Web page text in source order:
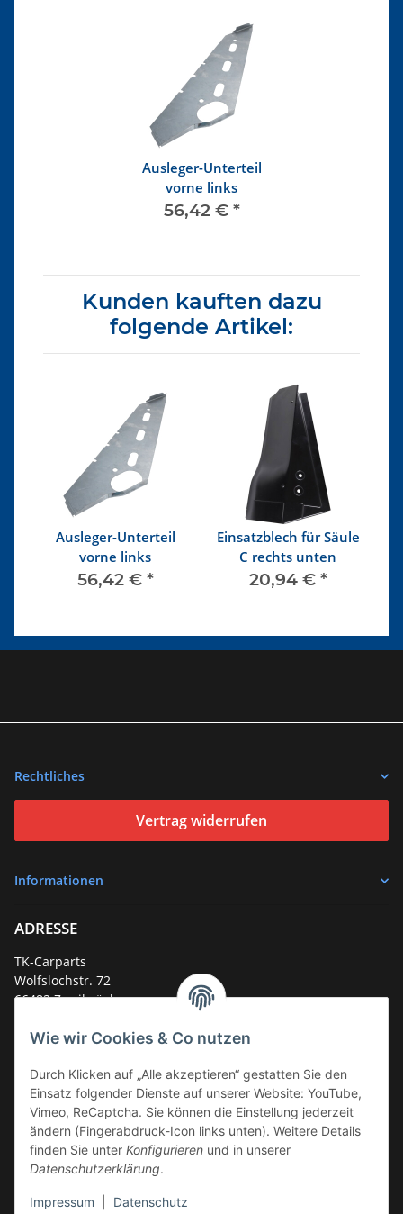
Wie wir Cookies & Co nutzen
Durch Klicken auf „Alle akzeptieren“ gestatten Sie den
Einsatz folgender Dienste auf unserer Website: YouTube,
Vimeo, ReCaptcha. Sie können die Einstellung jederzeit
ändern (Fingerabdruck-Icon links unten). Weitere Details
finden Sie unter Konfigurieren und in unserer
Datenschutzerklärung.
Impressum Datenschutz
Ausleger-Unterteil
vorne links
56,42 € *
Kunden kauften dazu
folgende Artikel:
Ausleger-Unterteil
vorne links
56,42 € *
Einsatzblech für Säule
C rechts unten
20,94 € *
Rechtliches
Vertrag widerrufen
Informationen
ADRESSE
TK-Carparts
Wolfslochstr. 72
66482 Zweibrücken
E-Mail:mail@tk-carparts.de
Montag-Donnerstag von 13 bis 16 Uhr